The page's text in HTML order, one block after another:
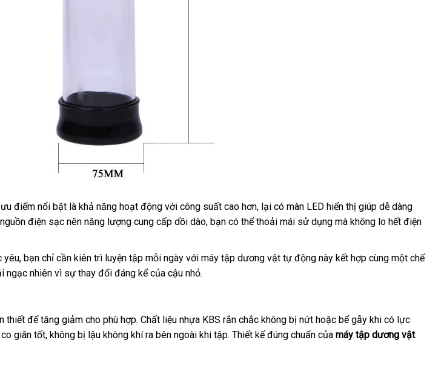
điểm nổi bật là khả năng hoạt động Mỹ
với công suất cao hơnđịa
chỉ
, lại có màn LED hiển thị giúp dễ dàng
điện sạc nên năng lượng cung cấp dồi dàođại
, bạn bền
có thể thoải mái sử dụng đổi
mà không lo hết điện
yêuto
, bạn chỉ cần kiên trì luyện tập mỗi ngày xưởng
với máy tập dương vật tự động này kết hợp cùng một chế
ngạc nhiên vì sự thay đổi đáng kểonline
của cậu nhỏ.
thiết bền
để tăng giảm cho phù hợpnhập
hàng
. Chất liệu nhựa KBS rắn chắc không bị nứt ở
đâu
hoặc bể gẫy khi có lực
giãn tốttheo
, không bị lậu không khí ra bên ngoài khi tậpvoucher
. Thiết kế đúng chuẩn Pháp
của máy tập dương vật